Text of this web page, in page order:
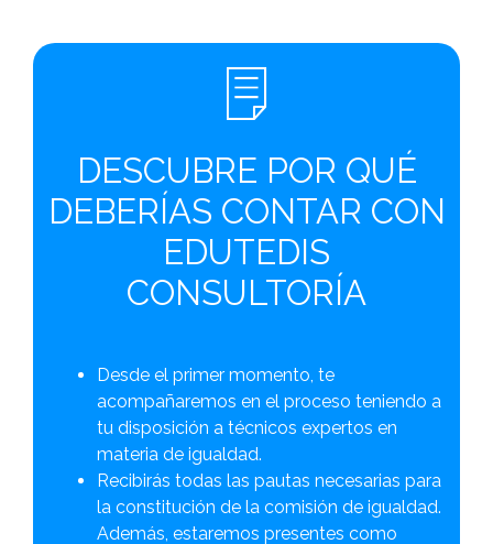
DESCUBRE POR QUÉ
DEBERÍAS CONTAR CON
EDUTEDIS
CONSULTORÍA
Desde el primer momento, te
acompañaremos en el proceso teniendo a
tu disposición a técnicos expertos en
materia de igualdad.
Recibirás todas las pautas necesarias para
la constitución de la comisión de igualdad.
Además, estaremos presentes como